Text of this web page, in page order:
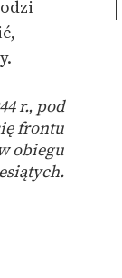
r., pod
frontu
obiegu